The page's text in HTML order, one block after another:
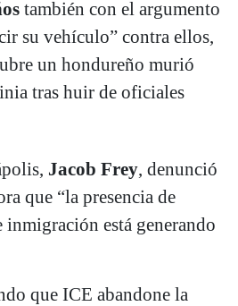
también con el argumento
su vehículo” contra ellos,
un hondureño murió
tras huir de oficiales
Jacob Frey, denunció
que “la presencia de
inmigración está generando
que ICE abandone la